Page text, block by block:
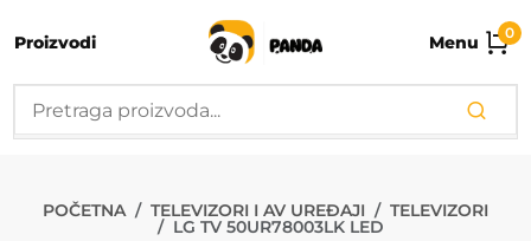
Proizvodi Menu 0
LG TV
POČETNA TELEVIZORI I AV UREĐAJI TELEVIZORI
LG TV 50UR78003LK LED